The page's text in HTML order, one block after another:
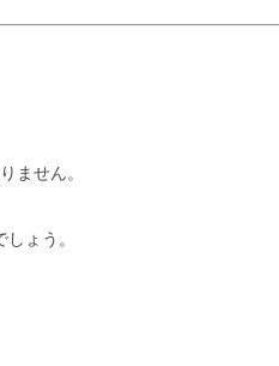
ません。
ょう。